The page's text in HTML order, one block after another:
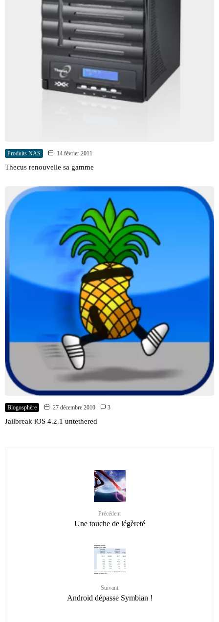
Produits NAS 14 février 2011
Thecus renouvelle sa gamme
Blogosphère 27 décembre 2010 3
Jailbreak iOS 4.2.1 untethered
Précédent
Une touche de légèreté
Suivant
Android dépasse Symbian !